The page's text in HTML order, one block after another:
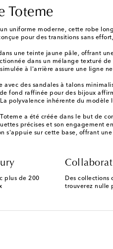
Toteme
uniforme moderne, cette robe
pour des transitions sans
une teinte jaune pâle, offrant
dans un mélange texturé
à l'arrière assure une ligne
avec des sandales à talons
fond raffinée pour des bijoux
polyvalence inhérente du
a été créée dans le but de
précises et son engagement
s'appuie sur cette base, offrant
plus de 200
Des collections
trouverez nulle